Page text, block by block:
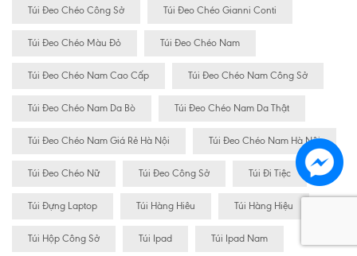
Túi Đeo Chéo Công Sở Túi Đeo Chéo Gianni Conti
Túi Đeo Chéo Màu Đỏ Túi Đeo Chéo Nam
Túi Đeo Chéo Nam Cao Cấp Túi Đeo Chéo Nam Công Sở
Túi Đeo Chéo Nam Da Bò Túi Đeo Chéo Nam Da Thật
Túi Đeo Chéo Nam Giá Rẻ Hà Nội Túi Đeo Chéo Nam Hà Nội
Túi Đeo Chéo Nữ Túi Đeo Công Sở Túi Đi Tiệc
Túi Đựng Laptop Túi Hàng Hiêu Túi Hàng Hiệu
Túi Hộp Công Sở Túi Ipad Túi Ipad Nam